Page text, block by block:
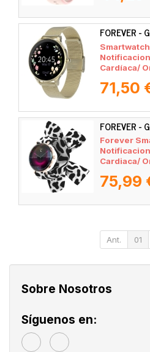
FOREVER -
Cardíaca/
71,50
FOREVER -
Forever
Cardiaca/
75,99
Ant. 01
Sobre Nosotros
Síguenos en: